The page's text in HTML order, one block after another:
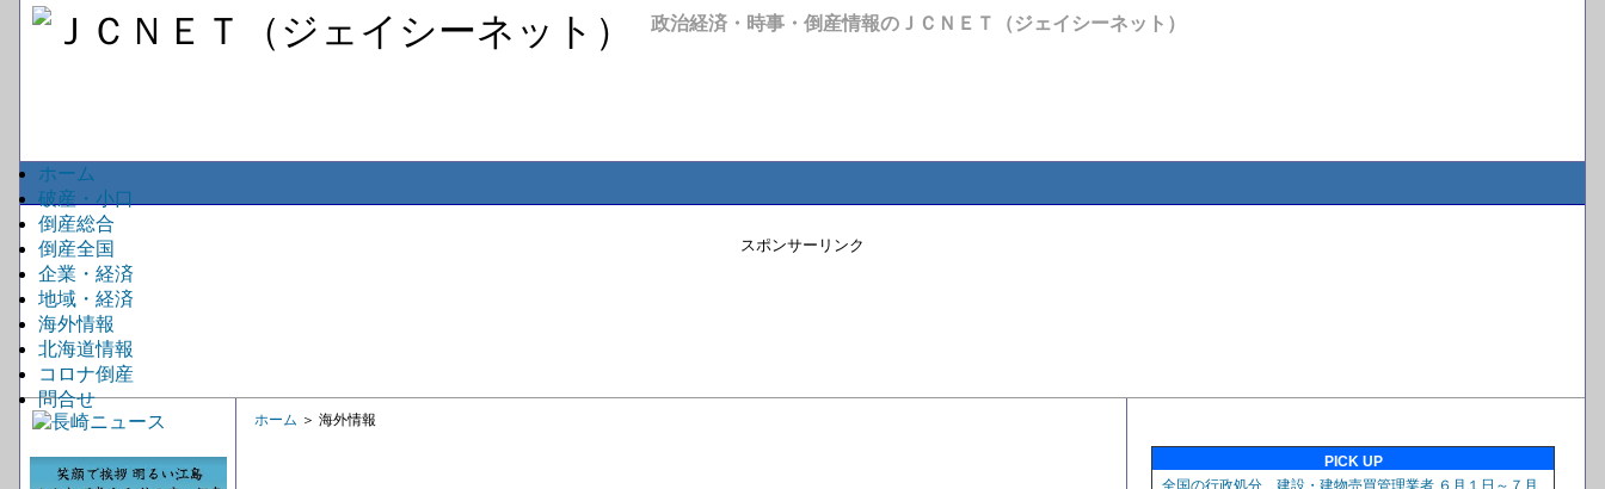
政治経済・時事・倒産情報のＪＣＮＥＴ（ジェイシーネット）
ホーム
破産・小口
倒産総合
倒産全国
企業・経済
地域・経済
海外情報
北海道情報
コロナ倒産
問合せ
スポンサーリンク
ホーム ＞ 海外情報
PICK UP